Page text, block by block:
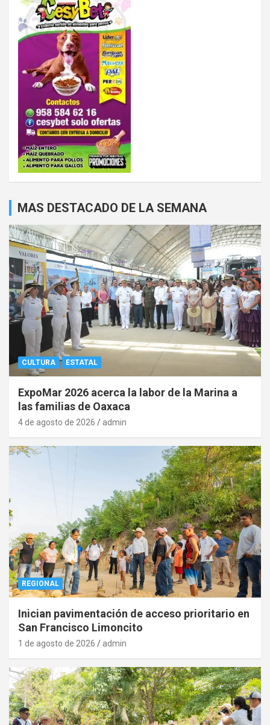
MAS DESTACADO DE LA SEMANA
CULTURA ESTATAL
ExpoMar 2026 acerca la labor de la Marina a
las familias de Oaxaca
4 de agosto de 2026 admin
REGIONAL
Inician pavimentación de acceso prioritario en
San Francisco Limoncito
1 de agosto de 2026 admin